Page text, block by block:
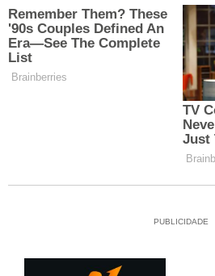
PUBLICIDADE